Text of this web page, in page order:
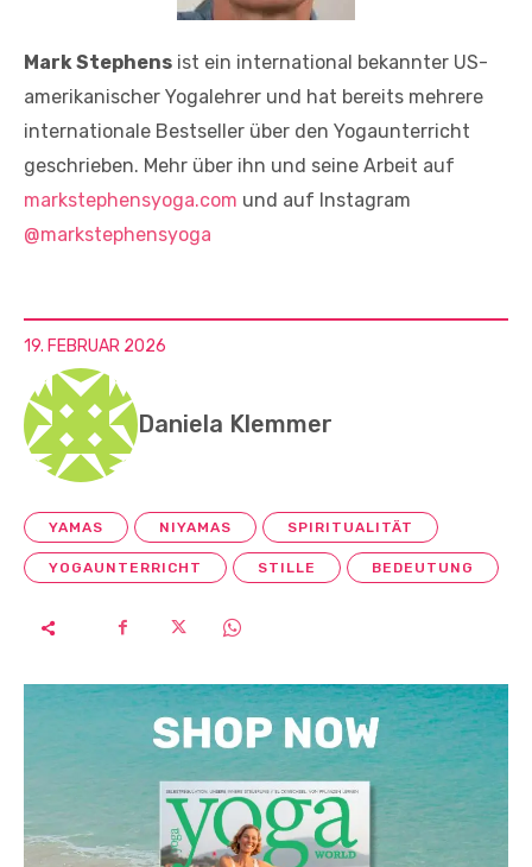
Mark Stephens ist ein international bekannter US-
amerikanischer Yogalehrer und hat bereits mehrere
internationale Bestseller über den Yogaunterricht
geschrieben. Mehr über ihn und seine Arbeit auf
markstephensyoga.com und auf Instagram
@markstephensyoga
19. FEBRUAR 2026
Daniela Klemmer
YAMAS NIYAMAS SPIRITUALITÄT
YOGAUNTERRICHT STILLE BEDEUTUNG